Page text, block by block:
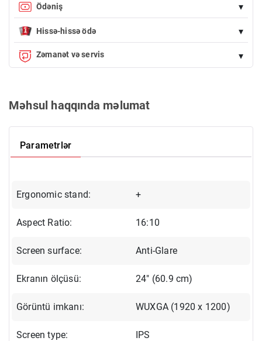
Ödəniş ▾
mümkündür
Hissə-hissə ödə ▾
qədər taksitlə əldə edə bilərsiniz.
Qeyd:
Zəmanət və servis ▾
Məhsul haqqında məlumat
Parametrlər
Ergonomic stand: +
Aspect Ratio: 16:10
Screen surface: Anti-Glare
Ekranın ölçüsü: 24" (60.9 cm)
Görüntü imkanı: WUXGA (1920 x 1200)
Screen type: IPS